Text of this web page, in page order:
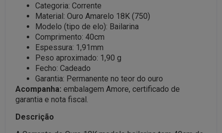
Categoria: Corrente
Material: Ouro Amarelo 18K (750)
Modelo (tipo de elo): Bailarina
Comprimento: 40cm
Espessura: 1,91mm
Peso aproximado: 1,90 g
Fecho: Cadeado
Garantia: Permanente no teor do ouro
Acompanha: embalagem Amore, certificado de
garantia e nota fiscal.
Descrição